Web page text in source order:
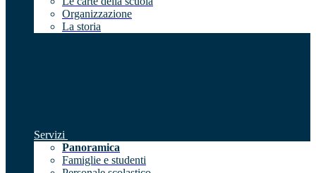
Organizzazione
La storia
Servizi
Panoramica
Famiglie e studenti